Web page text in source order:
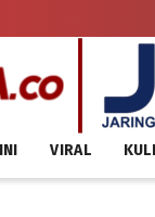
VIRAL